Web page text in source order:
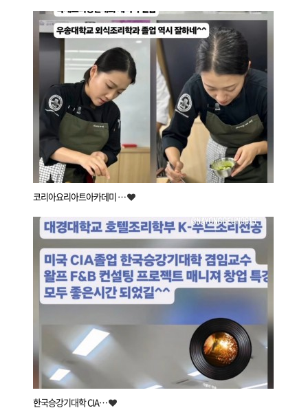
코리아요리아트아카데미 …
한국승강기대학 CIA…